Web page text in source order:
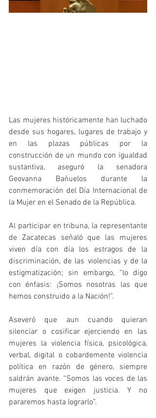
Las mujeres históricamente han luchado
desde sus hogares, lugares de trabajo y
en las plazas públicas por la
construcción de un mundo con igualdad
sustantiva, aseguró la senadora
Geovanna Bañuelos durante la
conmemoración del Día Internacional de
la Mujer en el Senado de la República.
Al participar en tribuna, la representante
de Zacatecas señaló que las mujeres
viven día con día los estragos de la
discriminación, de las violencias y de la
estigmatización; sin embargo, “lo digo
con énfasis: ¡Somos nosotras las que
hemos construido a la Nación!”.
Aseveró que aun cuando quieran
silenciar o cosificar ejerciendo en las
mujeres la violencia física, psicológica,
verbal, digital o cobardemente violencia
política en razón de género, siempre
saldrán avante. “Somos las voces de las
mujeres que exigen justicia. Y no
pararemos hasta lograrlo”.